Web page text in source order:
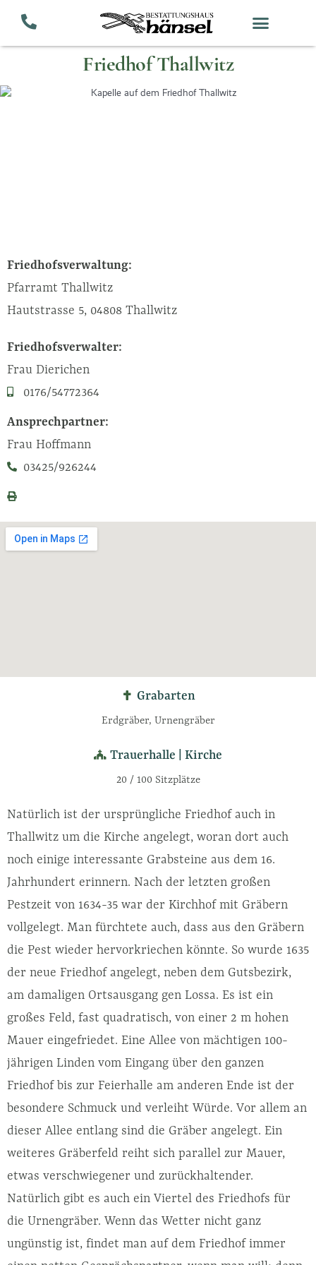
Inhalt
Friedhof Thallwitz
Friedhofsverwaltung:
Pfarramt Thallwitz
Hautstrasse 5, 04808 Thallwitz
Friedhofsverwalter:
Frau Dierichen
0176/54772364
Ansprechpartner:
Frau Hoffmann
03425/926244
Grabarten
Erdgräber, Urnengräber
Trauerhalle | Kirche
20 / 100 Sitzplätze
Natürlich ist der ursprüngliche Friedhof auch in
Thallwitz um die Kirche angelegt, woran dort auch
noch einige interessante Grabsteine aus dem 16.
Jahrhundert erinnern. Nach der letzten großen
Pestzeit von 1634-35 war der Kirchhof mit Gräbern
vollgelegt. Man fürchtete auch, dass aus den Gräbern
die Pest wieder hervorkriechen könnte. So wurde 1635
der neue Friedhof angelegt, neben dem Gutsbezirk,
am damaligen Ortsausgang gen Lossa. Es ist ein
großes Feld, fast quadratisch, von einer 2 m hohen
Mauer eingefriedet. Eine Allee von mächtigen 100-
jährigen Linden vom Eingang über den ganzen
Friedhof bis zur Feierhalle am anderen Ende ist der
besondere Schmuck und verleiht Würde. Vor allem an
dieser Allee entlang sind die Gräber angelegt. Ein
weiteres Gräberfeld reiht sich parallel zur Mauer,
etwas verschwiegener und zurückhaltender.
Natürlich gibt es auch ein Viertel des Friedhofs für
die Urnengräber. Wenn das Wetter nicht ganz
ungünstig ist, findet man auf dem Friedhof immer